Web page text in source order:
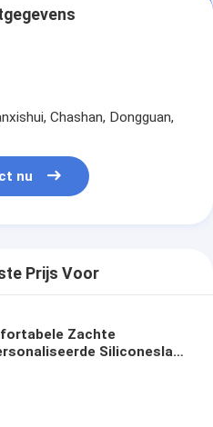
Chashan, Dongguan,
nu
Prijs Voor
Zachte
Siliconeslab